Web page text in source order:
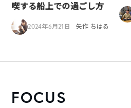
喫する船上での過ごし方
2024年6月21日 矢作 ちはる
FOCUS